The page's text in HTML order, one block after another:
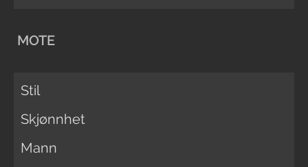
MOTE
Stil
Skjønnhet
Mann